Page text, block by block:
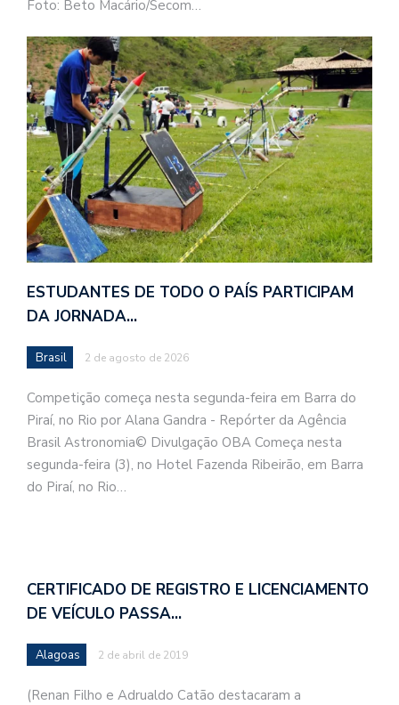
Foto: Beto Macário/Secom…
ESTUDANTES DE TODO O PAÍS PARTICIPAM
DA JORNADA…
Brasil 2 de agosto de 2026
Competição começa nesta segunda-feira em Barra do
Piraí, no Rio por Alana Gandra - Repórter da Agência
Brasil Astronomia© Divulgação OBA Começa nesta
segunda-feira (3), no Hotel Fazenda Ribeirão, em Barra
do Piraí, no Rio…
CERTIFICADO DE REGISTRO E LICENCIAMENTO
DE VEÍCULO PASSA…
Alagoas 2 de abril de 2019
(Renan Filho e Adrualdo Catão destacaram a